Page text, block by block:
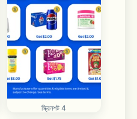
স্ক্রিনশট 4